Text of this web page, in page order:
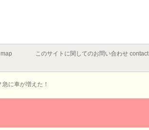
このサイトに関してのお問い合わせ contact
急に車が増えた！